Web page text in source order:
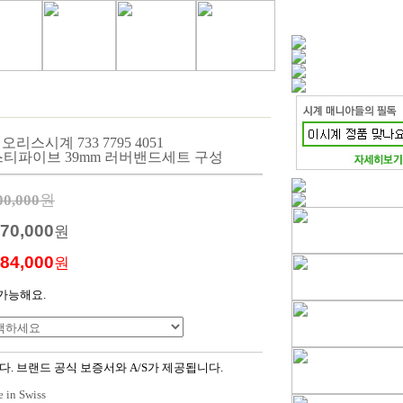
리스시계 733 7795 4051
파이브 39mm 러버밴드세트 구성
원
원
원
능해요.
. 브랜드 공식 보증서와 A/S가 제공됩니다.
in Swiss